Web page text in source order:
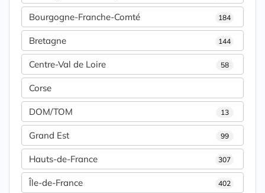
Bourgogne-Franche-Comté 184
Bretagne 144
Centre-Val de Loire 58
Corse
DOM/TOM 13
Grand Est 99
Hauts-de-France 307
Île-de-France 402